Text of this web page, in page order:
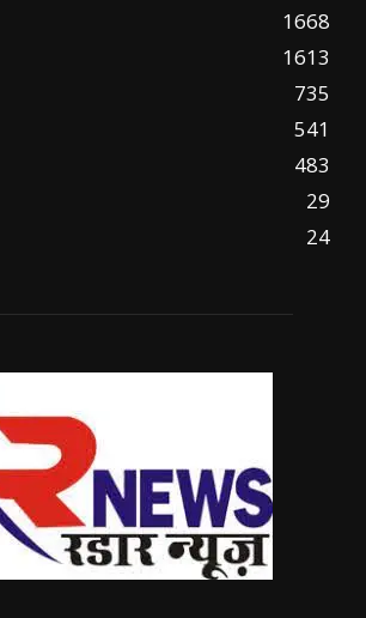
1668
1613
735
541
483
29
24